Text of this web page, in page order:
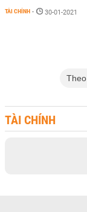
TÀI CHÍNH - 30-01-2021
Theo
TÀI CHÍNH